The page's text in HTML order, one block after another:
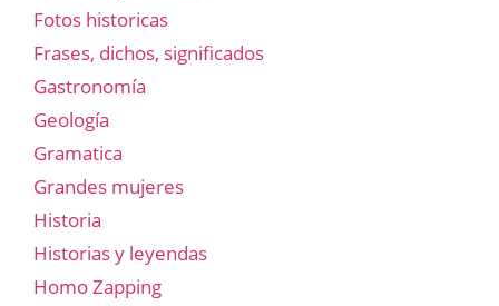
Fotos historicas
Frases, dichos, significados
Gastronomía
Geología
Gramatica
Grandes mujeres
Historia
Historias y leyendas
Homo Zapping